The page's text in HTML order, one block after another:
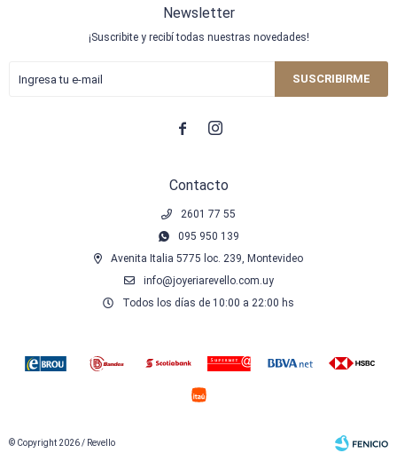
Contacto
2601 77 55
095 950 139
Avenita Italia 5775 loc. 239, Montevideo
info@joyeriarevello.com.uy
Todos los días de 10:00 a 22:00 hs
Newsletter
¡Suscribite y recibí todas nuestras novedades!
SUSCRIBIRME
 
© Copyright 2026 / Revello